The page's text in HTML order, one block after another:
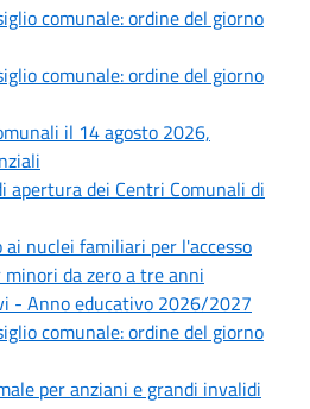
comunale: ordine del giorno
comunale: ordine del giorno
il 14 agosto 2026,
apertura dei Centri Comunali di
nuclei familiari per l'accesso
da zero a tre anni
- Anno educativo 2026/2027
comunale: ordine del giorno
per anziani e grandi invalidi